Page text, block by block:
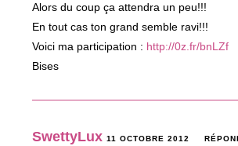
Alors du coup ça attendra un peu!!!
En tout cas ton grand semble ravi!!!
Voici ma participation : http://0z.fr/bnLZf
Bises
SwettyLux 11 OCTOBRE 2012